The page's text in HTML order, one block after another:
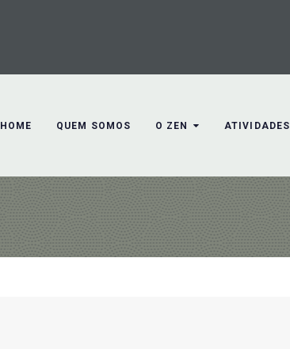
HOME QUEM SOMOS O ZEN ATIVIDADES